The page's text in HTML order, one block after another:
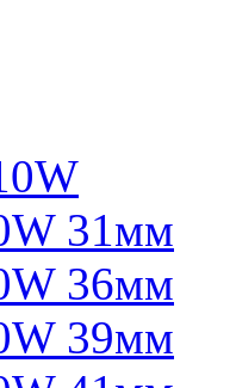
31мм
36мм
39мм